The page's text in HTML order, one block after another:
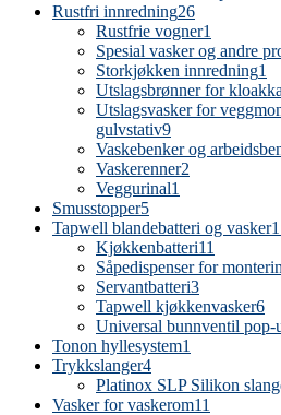
Rustfri innredning26
Rustfrie vogner1
Spesial vasker og andre
Storkjøkken innredning1
Utslagsbrønner for
Utslagsvasker for
gulvstativ9
Vaskebenker og
Vaskerenner2
Veggurinal1
Smusstopper5
Tapwell blandebatteri og vasker
Kjøkkenbatteri11
Såpedispenser for
Servantbatteri3
Tapwell kjøkkenvasker6
Universal bunnventil pop-
Tonon hyllesystem1
Trykkslanger4
Platinox SLP Silikon
Vasker for vaskerom11